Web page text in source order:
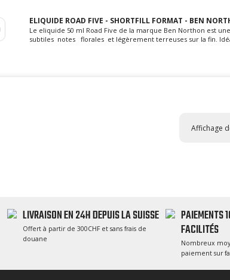
ELIQUIDE ROAD FIVE - SHORTFILL FORMAT - BEN
Le eliquide 50 ml Road Five de la marque Ben Northon est
subtiles notes florales et légèrement terreuses sur la fin.
Affichage
LIVRAISON EN 24H DEPUIS LA SUISSE
Offert à partir de 300CHF et sans frais de
douane
PAIEMENTS
FACILITÉS
Nombreux
paiement sur